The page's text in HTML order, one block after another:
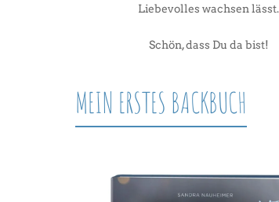
Liebevolles wachsen lässt.
Schön, dass Du da bist!
MEIN ERSTES BACKBUCH